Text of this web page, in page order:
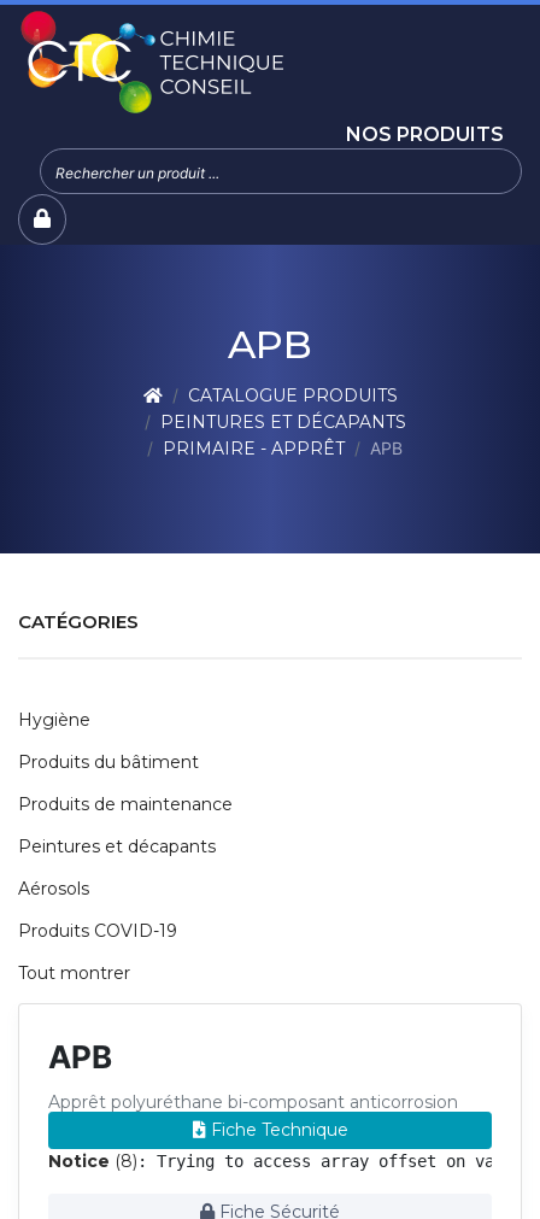
NOS PRODUITS
APB
CATALOGUE PRODUITS
PEINTURES ET DÉCAPANTS
PRIMAIRE - APPRÊT
APB
CATÉGORIES
Hygiène
Produits du bâtiment
Produits de maintenance
Peintures et décapants
Aérosols
Produits COVID-19
Tout montrer
APB
Apprêt polyuréthane bi-composant anticorrosion
Fiche Technique
Notice (8) : Trying to access array offset on
Fiche Sécurité